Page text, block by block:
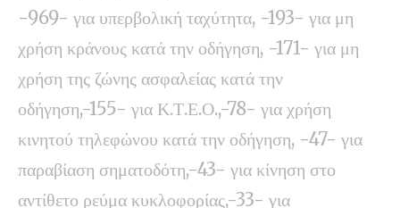
-969- για υπερβολική ταχύτητα, -193- για μη
χρήση κράνους κατά την οδήγηση, -171- για μη
χρήση της ζώνης ασφαλείας κατά την
οδήγηση,-155- για Κ.Τ.Ε.Ο.,-78- για χρήση
κινητού τηλεφώνου κατά την οδήγηση, -47- για
παραβίαση σηματοδότη,-43- για κίνηση στο
αντίθετο ρεύμα κυκλοφορίας,-33- για